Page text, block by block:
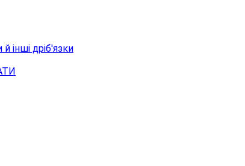
інші дріб'язки